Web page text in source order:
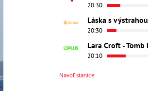
20:30
Láska s výstrahou
20:30
20:10
Navoľ stanice